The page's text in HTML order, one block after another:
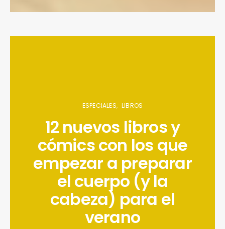
ESPECIALES LIBROS
12 nuevos libros y
cómics con los que
empezar a preparar
el cuerpo (y la
cabeza) para el
verano